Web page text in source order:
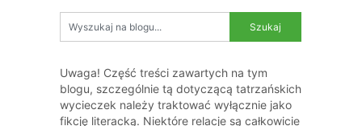
Uwaga! Część treści zawartych na tym
blogu, szczególnie tą dotyczącą tatrzańskich
wycieczek należy traktować wyłącznie jako
fikcję literacką. Niektóre relacje są całkowicie